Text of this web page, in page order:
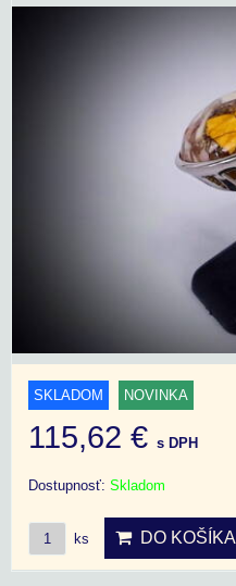
SKLADOM NOVINKA
115,62 € s DPH
Dostupnosť: Skladom
ks DO KOŠÍKA